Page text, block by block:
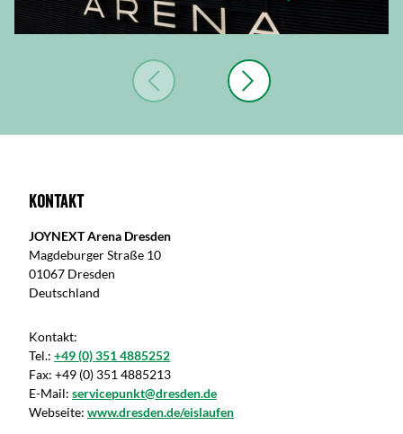
Kontakt
JOYNEXT Arena Dresden
Magdeburger Straße 10
01067 Dresden
Deutschland
Kontakt:
Tel.: +49 (0) 351 4885252
Fax: +49 (0) 351 4885213
E-Mail: servicepunkt@dresden.de
Webseite: www.dresden.de/eislaufen